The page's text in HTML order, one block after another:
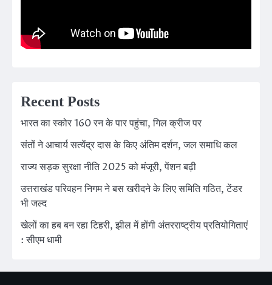
Recent Posts
भारत का स्कोर 160 रन के पार पहुंचा, गिल क्रीज पर
संतों ने आचार्य सत्येंद्र दास के किए अंतिम दर्शन, जल समाधि कल
राज्य सड़क सुरक्षा नीति 2025 को मंजूरी, पेंशन बढ़ी
उत्तराखंड परिवहन निगम ने बस खरीदने के लिए समिति गठित, टेंडर
भी जल्द
खेलों का हब बन रहा टिहरी, झील में होंगी अंतरराष्ट्रीय प्रतियोगिताएं
: सीएम धामी